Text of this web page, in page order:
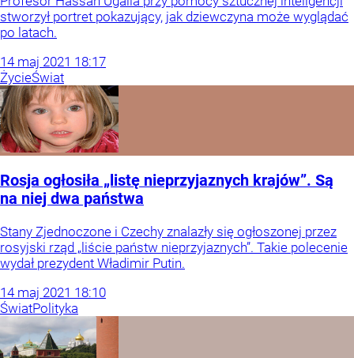
stworzył portret pokazujący, jak dziewczyna może wyglądać
po latach.
14 maj 2021 18:17
ŻycieŚwiat
Rosja ogłosiła „listę nieprzyjaznych krajów”. Są
na niej dwa państwa
Stany Zjednoczone i Czechy znalazły się ogłoszonej przez
rosyjski rząd „liście państw nieprzyjaznych”. Takie polecenie
wydał prezydent Władimir Putin.
14 maj 2021 18:10
ŚwiatPolityka